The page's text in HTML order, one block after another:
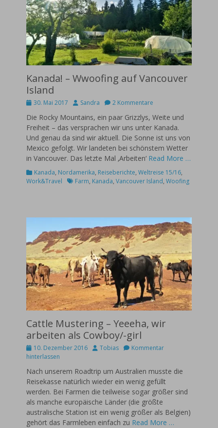
Kanada! – Wwoofing auf Vancouver
Island
Posted
30. Mai 2017 AutorSandra 2 Kommentare
Die Rocky Mountains, ein paar Grizzlys, Weite und
Freiheit – das versprachen wir uns unter Kanada.
Und genau da sind wir aktuell. Die Sonne ist uns von
Mexico gefolgt. Wir landeten bei schönstem Wetter
in Vancouver. Das letzte Mal ‚Arbeiten‘ Read More …
Kategorien
Kanada, Nordamerika, Reiseberichte, Weltreise 15/16,
Work&Travel
Schlagworte
Farm, Kanada, Vancouver Island, Woofing
Cattle Mustering – Yeeeha, wir
arbeiten als Cowboy/-girl
Posted
on
10. Dezember 2016 AutorTobias
Kommentar
hinterlassen
Nach unserem Roadtrip um Australien musste die
Reisekasse natürlich wieder ein wenig gefüllt
werden. Bei Farmen die teilweise sogar größer sind
als manche europäische Länder (die größte
australische Station ist ein wenig größer als Belgien)
gehört das Farmleben einfach zu Read More …